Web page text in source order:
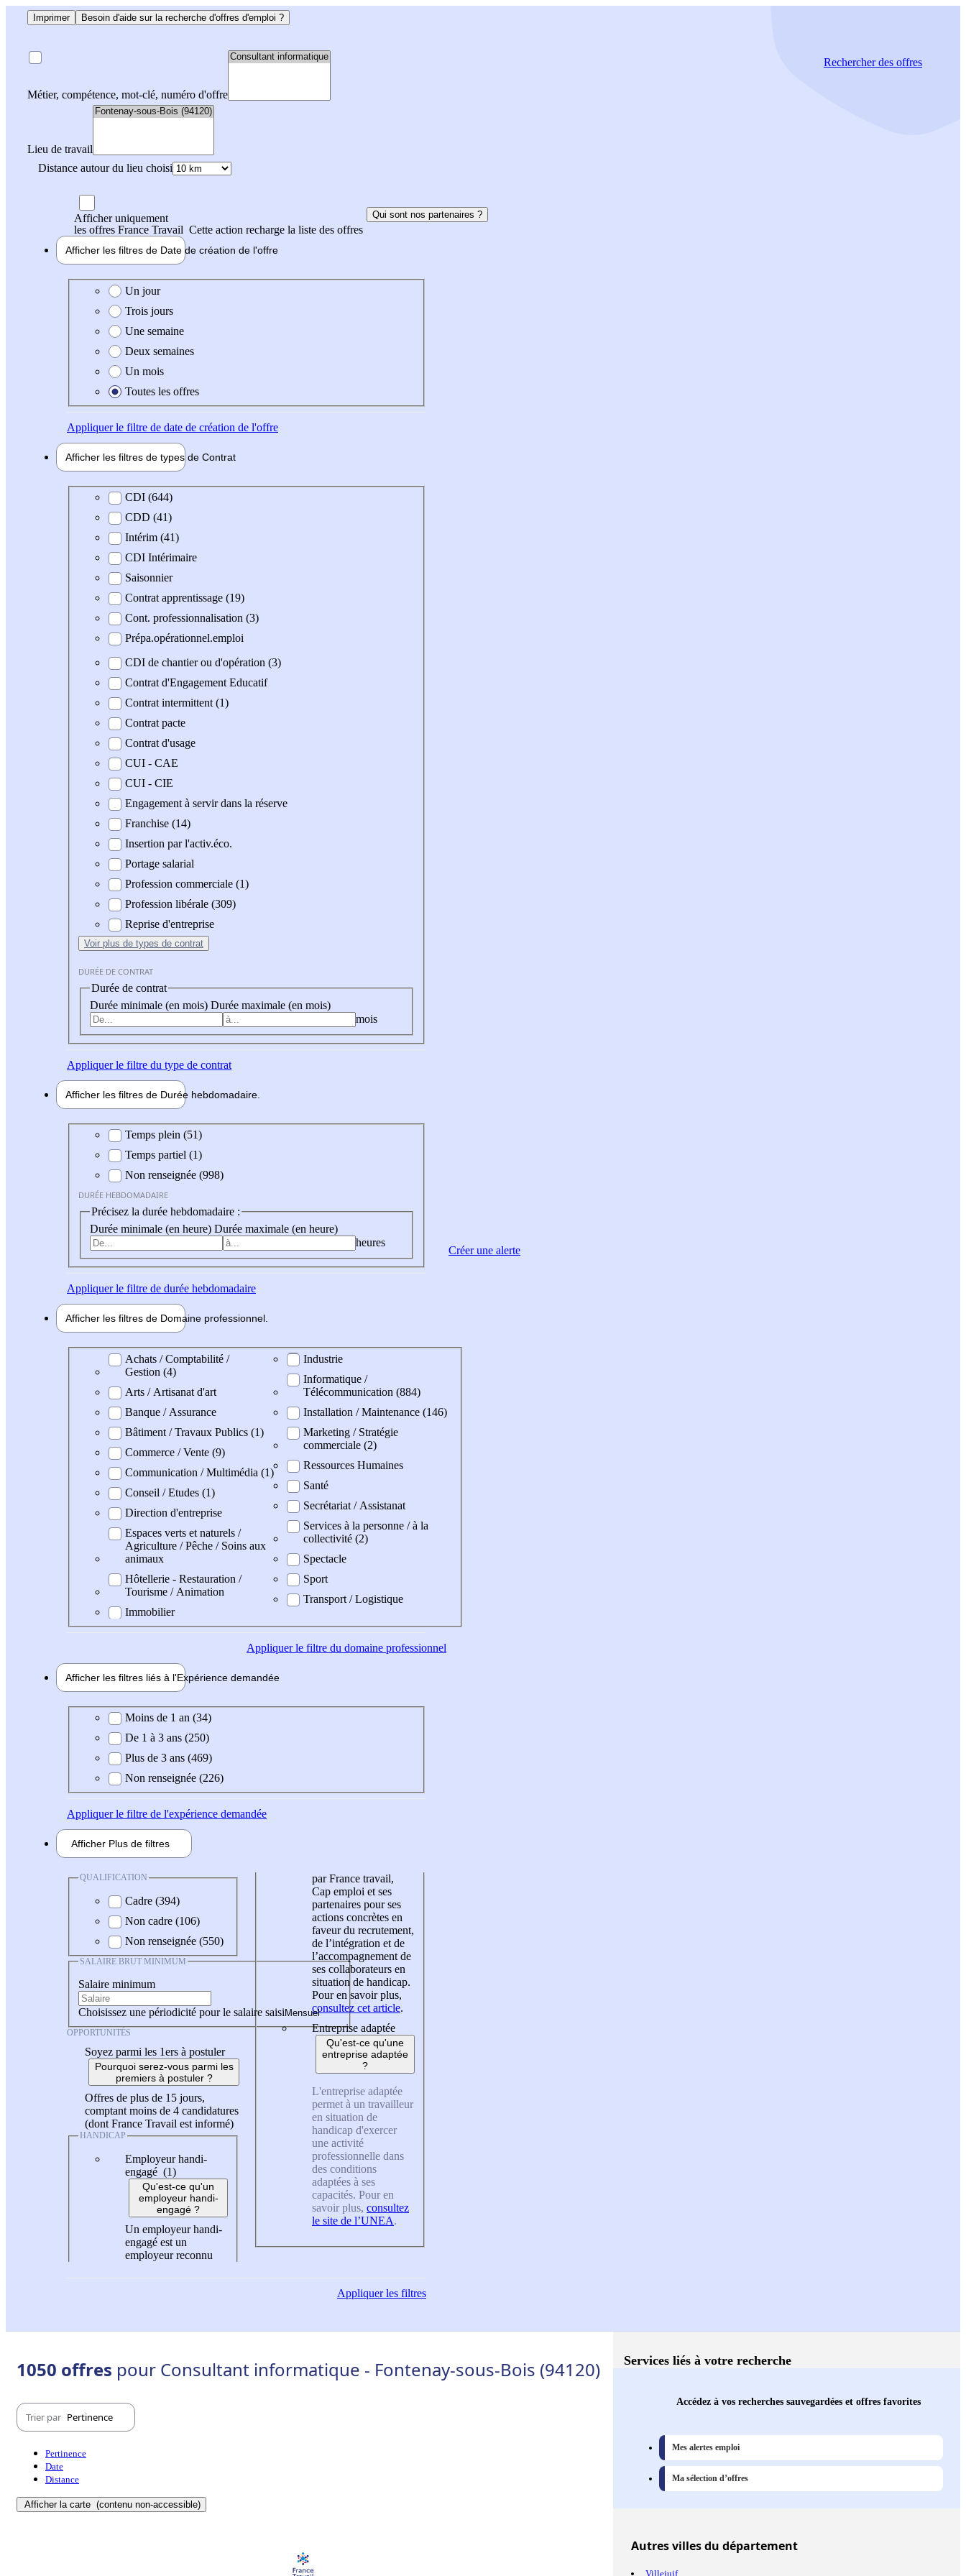
Imprimer Besoin d'aide sur la recherche d'offres d'emploi ?
Métier, compétence, mot-clé, numéro d'offre
Lieu de travail
Distance autour du lieu choisi
Rechercherdes offres
Afficher uniquement
les offres France Travail Cette action recharge la liste des offres
Qui sont nos partenaires ?
Afficher les filtres de Date de création de l'offre
Date de création de l'offre
Un jour
Trois jours
Une semaine
Deux semaines
Un mois
Toutes les offres
Appliquerle filtre de date de création de l'offre
Afficher les filtres de types de Contrat
Type de contratCDI (644)
CDD (41)
Intérim (41)
CDI Intérimaire
Saisonnier
Contrat apprentissage (19)
Cont. professionnalisation (3)
Prépa.opérationnel.emploi
CDI de chantier ou d'opération (3)
Contrat d'Engagement Educatif
Contrat intermittent (1)
Contrat pacte
Contrat d'usage
CUI - CAE
CUI - CIE
Engagement à servir dans la réserve
Franchise (14)
Insertion par l'activ.éco.
Portage salarial
Profession commerciale (1)
Profession libérale (309)
Reprise d'entreprise
Voir plus de types de contrat
DURÉE DE CONTRAT
Durée de contrat
Durée minimale (en mois) Durée maximale (en mois)
mois
Appliquerle filtre du type de contrat
Afficher les filtres de Durée hebdomadaire
Durée hebdomadaire
Temps plein (51)
Temps partiel (1)
Non renseignée (998)
DURÉE HEBDOMADAIRE
Précisez la durée hebdomadaire :
Durée minimale (en heure) Durée maximale (en heure)
heures
Appliquerle filtre de durée hebdomadaire
Afficher les filtres de Domaine professionnel
Domaine professionel
Achats / Comptabilité /
Gestion (4)
Arts / Artisanat d'art
Banque / Assurance
Bâtiment / Travaux Publics (1)
Commerce / Vente (9)
Communication / Multimédia (1)
Conseil / Etudes (1)
Direction d'entreprise
Espaces verts et naturels /
Agriculture / Pêche / Soins aux
animaux
Hôtellerie - Restauration /
Tourisme / Animation
Immobilier
Industrie
Informatique /
Télécommunication (884)
Installation / Maintenance (146)
Marketing / Stratégie
commerciale (2)
Ressources Humaines
Santé
Secrétariat / Assistanat
Services à la personne / à la
collectivité (2)
Spectacle
Sport
Transport / Logistique
Appliquerle filtre du domaine professionnel
Afficher les filtres liés à l'Expérience demandée
Expérience demandée
Moins de 1 an (34)
De 1 à 3 ans (250)
Plus de 3 ans (469)
Non renseignée (226)
Appliquerle filtre de l'expérience demandée
Afficher Plus de filtres
QUALIFICATION
Cadre (394)
Non cadre (106)
Non renseignée (550)
SALAIRE BRUT MINIMUM
Salaire minimum
Choisissez une périodicité pour le salaire saisi
OPPORTUNITÉS
Soyez parmi les 1ers à postuler
Pourquoi serez-vous parmi les
premiers à postuler ?
Offres de plus de 15 jours,
comptant moins de 4 candidatures
(dont France Travail est informé)
HANDICAP
Employeur handi-
engagé (1)
Qu'est-ce qu'un
employeur handi-
engagé ?
Un employeur handi-
engagé est un
employeur reconnu
par France travail,
Cap emploi et ses
partenaires pour ses
actions concrètes en
faveur du recrutement,
de l’intégration et de
l’accompagnement de
ses collaborateurs en
situation de handicap.
Pour en savoir plus,
consultez cet article.
Entreprise adaptée
Qu'est-ce qu'une
entreprise adaptée
?
L'entreprise adaptée
permet à un travailleur
en situation de
handicap d'exercer
une activité
professionnelle dans
des conditions
adaptées à ses
capacités. Pour en
savoir plus, consultez
le site de l’UNEA.
Appliquerles filtres
Créer une alerte
1050 offres pour Consultant informatique - Fontenay-sous-Bois (94120)
Trier par Pertinence
Pertinence
Date
Distance
Afficher la carte (contenu non-accessible)
Services liés à votre recherche
Accédez à vos recherches sauvegardées et offres favorites
Mes alertes emploi
Ma sélection d’offres
Autresvillesdu département
Villejuif